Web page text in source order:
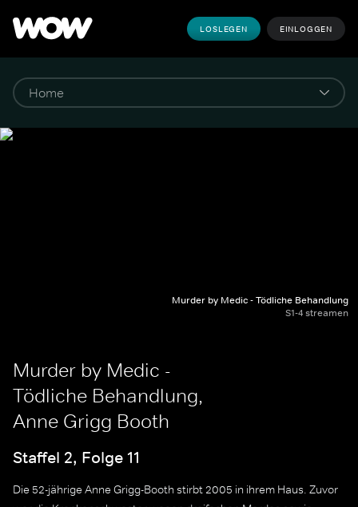
LOSLEGEN EINLOGGEN
Murder by Medic - Tödliche Behandlung
S1-4 streamen
Murder by Medic -
Tödliche Behandlung,
Anne Grigg Booth
Staffel 2, Folge 11
Die 52-jährige Anne Grigg-Booth stirbt 2005 in ihrem Haus. Zuvor